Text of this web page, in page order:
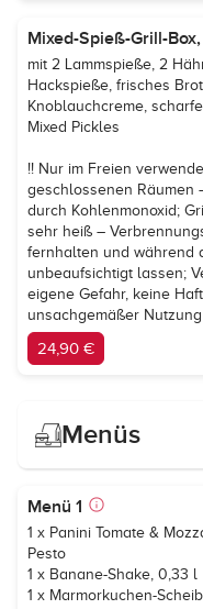
Mixed-Spieß-Grill-
mit 2 Lammspieße, 2
Hackspieße, frisches
Knoblauchcreme,
Mixed Pickles
!! Nur im Freien
geschlossenen Räumen
durch Kohlenmonoxid;
sehr heiß –
fernhalten und während
unbeaufsichtigt lassen;
eigene Gefahr, keine
unsachgemäßer Nutzung
24,90 €
Menüs
Menü 1
1 x Panini Tomate &
Pesto
1 x Banane-Shake, 0,33 l
1 x Marmorkuchen-